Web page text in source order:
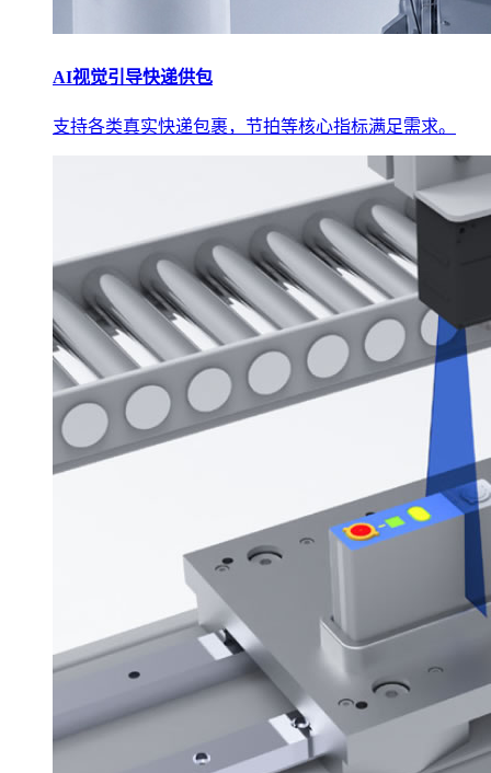
AI视觉引导快递供包
支持各类真实快递包裹，节拍等核心指标满足需求。